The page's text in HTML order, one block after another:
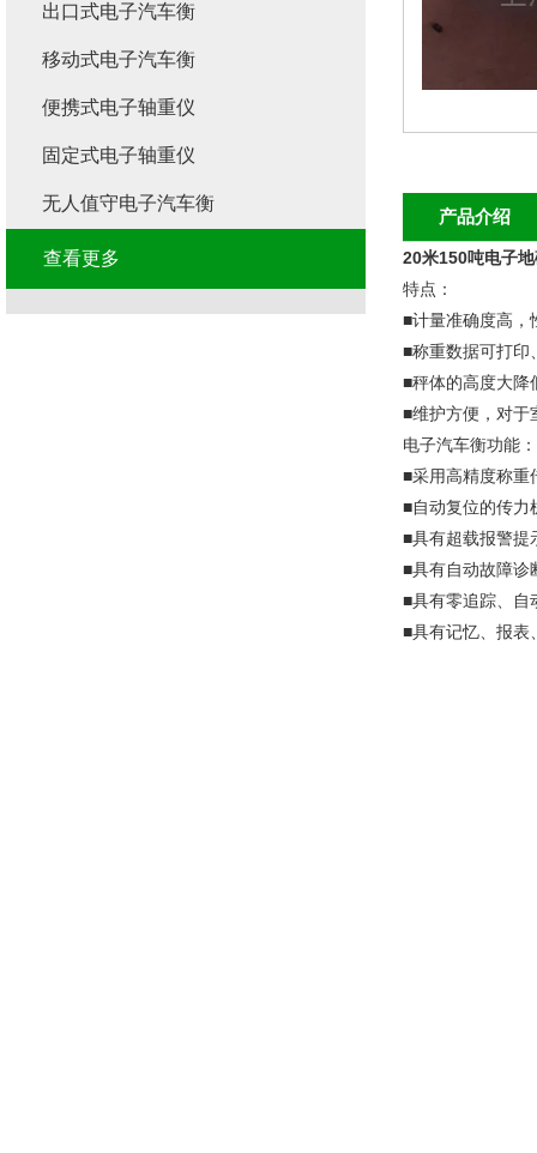
产品介绍
20米150吨电子
特点：
■计量准确度高，
■称重数据可打印
■秤体的高度大降
■维护方便，对于
电子汽车衡功能：
■采用高精度称重
■自动复位的传力
■具有超载报警提
■具有自动故障诊
■具有零追踪、自
■具有记忆、报表
出口式电子汽车衡
移动式电子汽车衡
便携式电子轴重仪
固定式电子轴重仪
无人值守电子汽车衡
查看更多